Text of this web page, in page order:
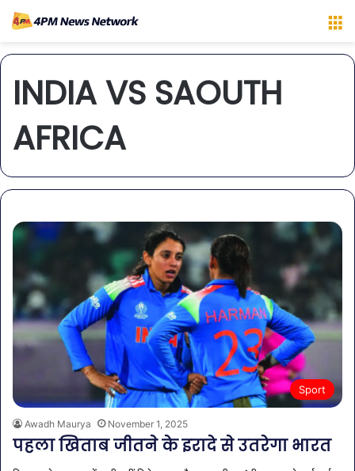
INDIA VS SAOUTH
AFRICA
Sport
Awadh Maurya November 1, 2025
पहला खिताब जीतने के इरादे से उतरेगा भारत